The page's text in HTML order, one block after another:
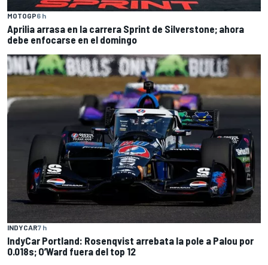
MOTOGP6 h
Aprilia arrasa en la carrera Sprint de Silverstone; ahora
debe enfocarse en el domingo
INDYCAR7 h
IndyCar Portland: Rosenqvist arrebata la pole a Palou por
0.018s; O’Ward fuera del top 12